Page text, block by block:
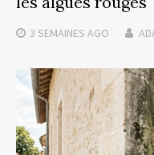
3 SEMAINES AGO